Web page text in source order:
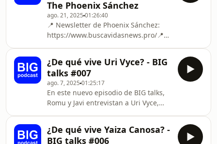
esta ocasión, Jon Hernández vuelve a
nuestro plató para hablar de la
actualidad y novedades de este
mundo que no para de evolucionar: la
Inteligencia Artificial.Hacemos un
repaso a GPT-5, uno de los modelos
má
The Phoenix Sánchez
ago. 21, 2025 01:26:40
📍 Newsletter de Phoenix Sánchez:
https://www.buscavidasnews.pro/📍
https://thebigschool.com/master-
ia/En el episodio de hoy traemos de
nuevo a David "Phoenix" Sánchez, uno
de los referentes más polémicos y
auténticos del mundo del SEO.
Charlamos sobre el eterno debate
entre nicheros y SEOs de agencia, un
cara a cara lleno de retos y verdades
¿De qué vive Uri Vyce? - BIG
talks #007
ago. 7, 2025 01:25:17
En este nuevo episodio de BIG talks,
Romu y Javi entrevistan a Uri Vyce,
YouTube con millones de visitas…
¿De qué vive Yaiza Canosa? -
BIG talks #006